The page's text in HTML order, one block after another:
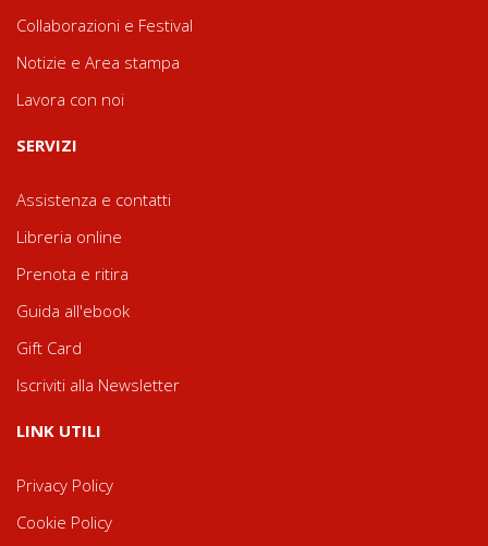
Collaborazioni e Festival
Notizie e Area stampa
Lavora con noi
SERVIZI
Assistenza e contatti
Libreria online
Prenota e ritira
Guida all'ebook
Gift Card
Iscriviti alla Newsletter
LINK UTILI
Privacy Policy
Cookie Policy